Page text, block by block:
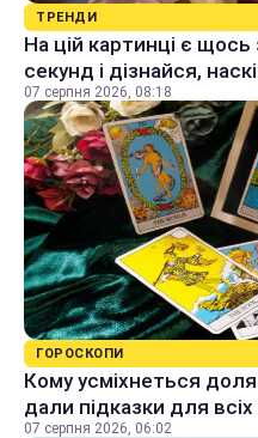
ТРЕНДИ
На цій картинці є
секунд і дізнайся,
07 серпня 2026, 08:18
ГОРОСКОПИ
Кому усміхнеться
дали підказки для всіх
07 серпня 2026, 06:02